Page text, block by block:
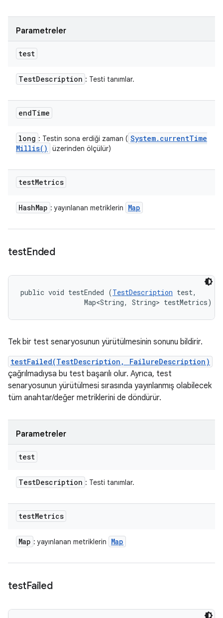
Parametreler
test
TestDescription : Testi tanımlar.
endTime
long : Testin sona erdiği zaman ( System. currentTime
Millis( ) üzerinden ölçülür)
testMetrics
HashMap : yayınlanan metriklerin Map
testEnded
public void testEnded (TestDescription test,
                Map<String, String> testMetrics)
Tek bir test senaryosunun yürütülmesinin sonunu bildirir.
testFailed(TestDescription, FailureDescription)
çağrılmadıysa bu test başarılı olur. Ayrıca, test
senaryosunun yürütülmesi sırasında yayınlanmış olabilecek
tüm anahtar/değer metriklerini de döndürür.
Parametreler
test
TestDescription : Testi tanımlar.
testMetrics
Map : yayınlanan metriklerin Map
testFailed